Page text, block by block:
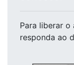
Para liberar o
responda ao